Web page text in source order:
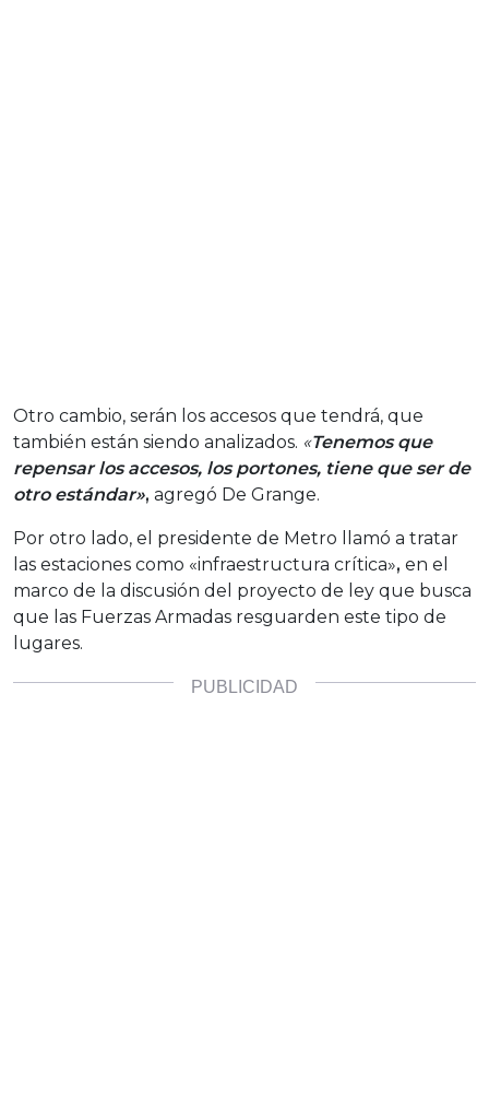
Otro cambio, serán los accesos que tendrá, que
también están siendo analizados. «Tenemos que
repensar los accesos, los portones, tiene que ser de
otro estándar», agregó De Grange.
Por otro lado, el presidente de Metro llamó a tratar
las estaciones como «infraestructura crítica», en el
marco de la discusión del proyecto de ley que busca
que las Fuerzas Armadas resguarden este tipo de
lugares.